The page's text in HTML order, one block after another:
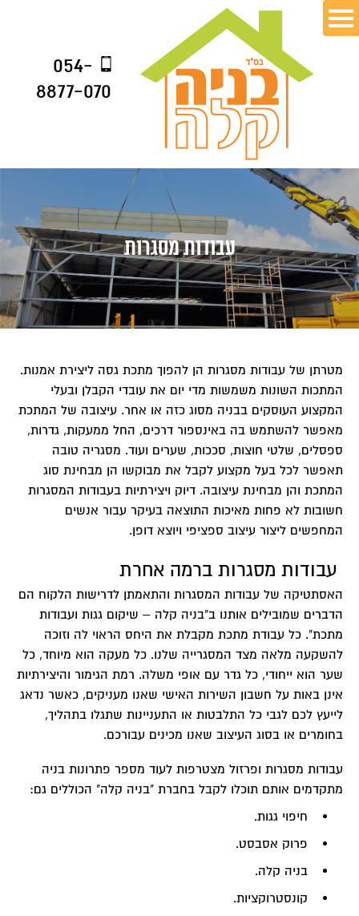
054-
8877-070
עבודות מסגרות
מטרתן של עבודות מסגרות הן להפוך מתכת גסה ליצירת אמנות.
המתכות השונות משמשות מדי יום את עובדי הקבלן ובעלי
המקצוע העוסקים בבניה מסוג כזה או אחר. עיצובה של המתכת
מאפשר להשתמש בה באינספור דרכים, החל ממעקות, גדרות,
ספסלים, שלטי חוצות, סככות, שערים ועוד. מסגריה טובה
תאפשר לכל בעל מקצוע לקבל את מבוקשו הן מבחינת סוג
המתכת והן מבחינת עיצובה. דיוק ויצירתיות בעבודות המסגרות
חשובות לא פחות מאיכות התוצאה בעיקר עבור אנשים
המחפשים ליצור עיצוב ספציפי ויוצא דופן.
עבודות מסגרות ברמה אחרת
האסתטיקה של עבודות המסגרות והתאמתן לדרישות הלקוח הם
הדברים שמובילים אותנו ב"בניה קלה – שיקום גגות ועבודות
מתכת". כל עבודת מתכת מקבלת את היחס הראוי לה וזוכה
להשקעה מלאה מצד המסגרייה שלנו. כל מעקה הוא מיוחד, כל
שער הוא ייחודי, כל גדר עם אופי משלה. רמת הגימור והיצירתיות
אינן באות על חשבון השירות האישי שאנו מעניקים, כאשר נדאג
לייעץ לכם לגבי כל התלבטות או התעניינות שתגלו בתהליך,
בחומרים או בסוג העיצוב שאנו מכינים עבורכם.
עבודות מסגרות ופרזול מצטרפות לעוד מספר פתרונות בניה
מתקדמים אותם תוכלו לקבל בחברת "בניה קלה" הכוללים גם:
חיפוי גגות.
פרוק אסבסט.
בניה קלה.
קונסטרוקציות.